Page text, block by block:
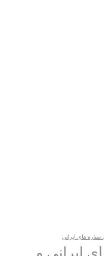
ستاره های ایرانی
ایرانی و